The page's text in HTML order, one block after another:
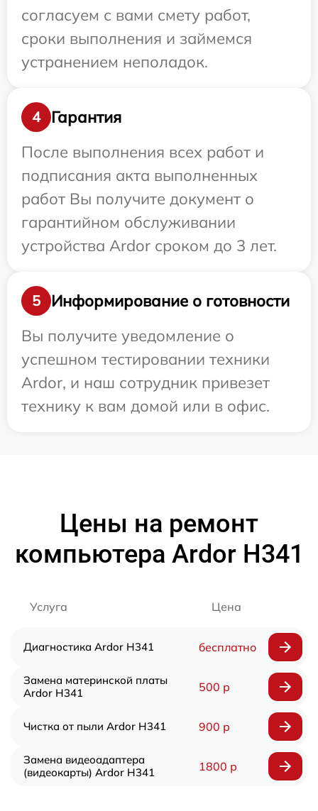
согласуем с вами смету работ,
сроки выполнения и займемся
устранением неполадок.
4
Гарантия
После выполнения всех работ и
подписания акта выполненных
работ Вы получите документ о
гарантийном обслуживании
устройства Ardor сроком до 3 лет.
5
Информирование о готовности
Вы получите уведомление о
успешном тестировании техники
Ardor, и наш сотрудник привезет
технику к вам домой или в офис.
Цены на ремонт
компьютера Ardor H341
Услуга Цена
Диагностика Ardor H341 бесплатно
Замена материнской платы
Ardor H341
500 р
Чистка от пыли Ardor H341 900 р
Замена видеоадаптера
(видеокарты) Ardor H341
1800 р